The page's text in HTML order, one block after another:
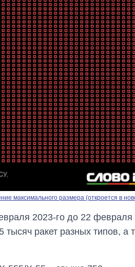
максимального размера (откроется в
2023-го до 22 февраля
ракет разных типов, а
От